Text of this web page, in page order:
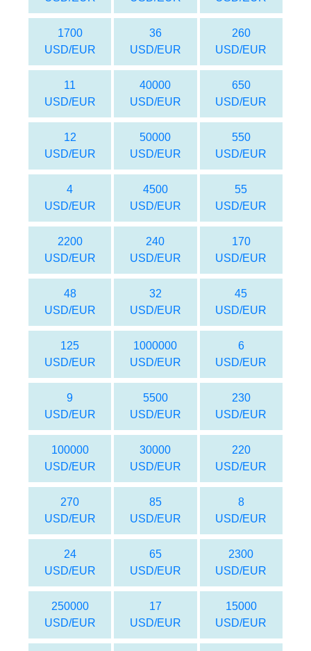
260
USD/EUR
36
USD/EUR
1700
USD/EUR
650
USD/EUR
40000
USD/EUR
11
USD/EUR
550
USD/EUR
50000
USD/EUR
12
USD/EUR
55
USD/EUR
4500
USD/EUR
4
USD/EUR
170
USD/EUR
240
USD/EUR
2200
USD/EUR
45
USD/EUR
32
USD/EUR
48
USD/EUR
6
USD/EUR
1000000
USD/EUR
125
USD/EUR
230
USD/EUR
5500
USD/EUR
9
USD/EUR
220
USD/EUR
30000
USD/EUR
100000
USD/EUR
8
USD/EUR
85
USD/EUR
270
USD/EUR
2300
USD/EUR
65
USD/EUR
24
USD/EUR
15000
USD/EUR
17
USD/EUR
250000
USD/EUR